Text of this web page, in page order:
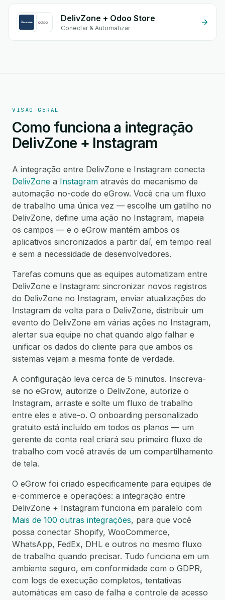
DelivZone + Odoo Store
Conectar & Automatizar
VISÃO GERAL
Como funciona a integração
DelivZone + Instagram
A integração entre DelivZone e Instagram conecta
DelivZone a Instagram através do mecanismo de
automação no-code do eGrow. Você cria um fluxo
de trabalho uma única vez — escolhe um gatilho no
DelivZone, define uma ação no Instagram, mapeia
os campos — e o eGrow mantém ambos os
aplicativos sincronizados a partir daí, em tempo real
e sem a necessidade de desenvolvedores.
Tarefas comuns que as equipes automatizam entre
DelivZone e Instagram: sincronizar novos registros
do DelivZone no Instagram, enviar atualizações do
Instagram de volta para o DelivZone, distribuir um
evento do DelivZone em várias ações no Instagram,
alertar sua equipe no chat quando algo falhar e
unificar os dados do cliente para que ambos os
sistemas vejam a mesma fonte de verdade.
A configuração leva cerca de 5 minutos. Inscreva-
se no eGrow, autorize o DelivZone, autorize o
Instagram, arraste e solte um fluxo de trabalho
entre eles e ative-o. O onboarding personalizado
gratuito está incluído em todos os planos — um
gerente de conta real criará seu primeiro fluxo de
trabalho com você através de um compartilhamento
de tela.
O eGrow foi criado especificamente para equipes de
e-commerce e operações: a integração entre
DelivZone + Instagram funciona em paralelo com
Mais de 100 outras integrações, para que você
possa conectar Shopify, WooCommerce,
WhatsApp, FedEx, DHL e outros no mesmo fluxo
de trabalho quando precisar. Tudo funciona em um
ambiente seguro, em conformidade com o GDPR,
com logs de execução completos, tentativas
automáticas em caso de falha e controle de acesso